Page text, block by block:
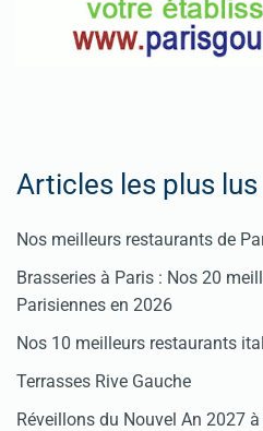
Articles les plus lus
Nos meilleurs restaurants de
Brasseries à Paris : Nos 20
Parisiennes en 2026
Nos 10 meilleurs restaurants
Terrasses Rive Gauche
Réveillons du Nouvel An 2027